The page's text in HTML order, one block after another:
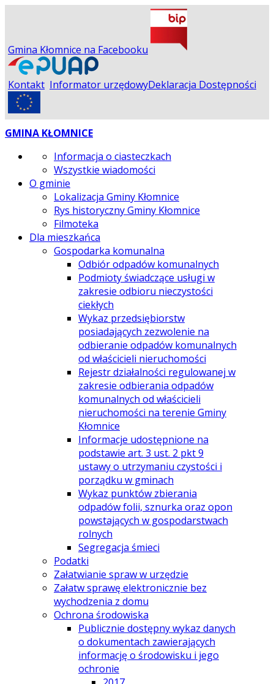
Gmina Kłomnice na Facebooku
Kontakt Informator urzędowyDeklaracja Dostępności
GMINA KŁOMNICE
Informacja o ciasteczkach
Wszystkie wiadomości
O gminie
Lokalizacja Gminy Kłomnice
Rys historyczny Gminy Kłomnice
Filmoteka
Dla mieszkańca
Gospodarka komunalna
Odbiór odpadów komunalnych
Podmioty świadczące usługi w
zakresie odbioru nieczystości
ciekłych
Wykaz przedsiębiorstw
posiadających zezwolenie na
odbieranie odpadów komunalnych
od właścicieli nieruchomości
Rejestr działalności regulowanej w
zakresie odbierania odpadów
komunalnych od właścicieli
nieruchomości na terenie Gminy
Kłomnice
Informacje udostępnione na
podstawie art. 3 ust. 2 pkt 9
ustawy o utrzymaniu czystości i
porządku w gminach
Wykaz punktów zbierania
odpadów folii, sznurka oraz opon
powstających w gospodarstwach
rolnych
Segregacja śmieci
Podatki
Załatwianie spraw w urzędzie
Załatw sprawę elektronicznie bez
wychodzenia z domu
Ochrona środowiska
Publicznie dostępny wykaz danych
o dokumentach zawierających
informację o środowisku i jego
ochronie